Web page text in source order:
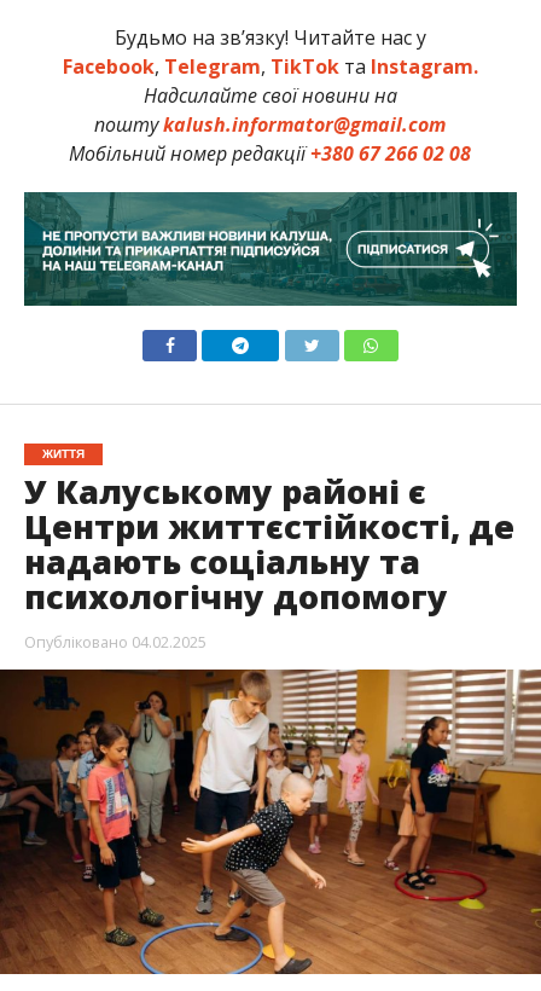
Будьмо на зв’язку! Читайте нас у
Facebook, Telegram, TikTokта Instagram.
Надсилайте свої новини на
поштуkalush.informator@gmail.com
Мобільний номер редакції+380 67 266 02 08
ЖИТТЯ
У Калуському районі є
Центри життєстійкості, де
надають соціальну та
психологічну допомогу
Опубліковано 04.02.2025